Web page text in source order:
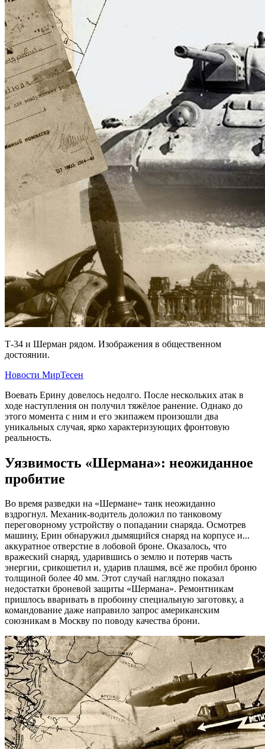
Т-34 и Шерман рядом. Изображения в общественном
достоянии.
Новости МирТесен
Воевать Ерину довелось недолго. После нескольких атак в
ходе наступления он получил тяжёлое ранение. Однако до
этого момента с ним и его экипажем произошли два
уникальных случая, ярко характеризующих фронтовую
реальность.
Уязвимость «Шермана»: неожиданное
пробитие
Во время разведки на «Шермане» танк неожиданно
вздрогнул. Механик-водитель доложил по танковому
переговорному устройству о попадании снаряда. Осмотрев
машину, Ерин обнаружил дымящийся снаряд на корпусе и...
аккуратное отверстие в лобовой броне. Оказалось, что
вражеский снаряд, ударившись о землю и потеряв часть
энергии, срикошетил и, ударив плашмя, всё же пробил броню
толщиной более 40 мм. Этот случай наглядно показал
недостатки броневой защиты «Шермана». Ремонтникам
пришлось вваривать в пробоину специальную заготовку, а
командование даже направило запрос американским
союзникам в Москву по поводу качества брони.